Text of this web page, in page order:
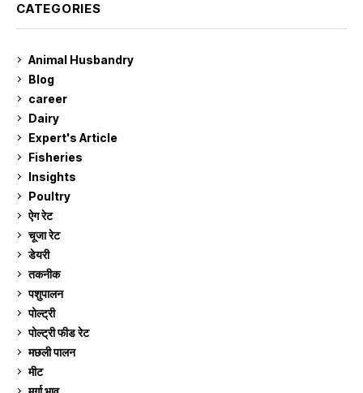
CATEGORIES
Animal Husbandry
Blog
career
Dairy
Expert's Article
Fisheries
Insights
Poultry
ऐग रेट
चूजा रेट
डेयरी
तकनीक
पशुपालन
पोल्ट्री
पोल्ट्री फीड रेट
मछली पालन
मीट